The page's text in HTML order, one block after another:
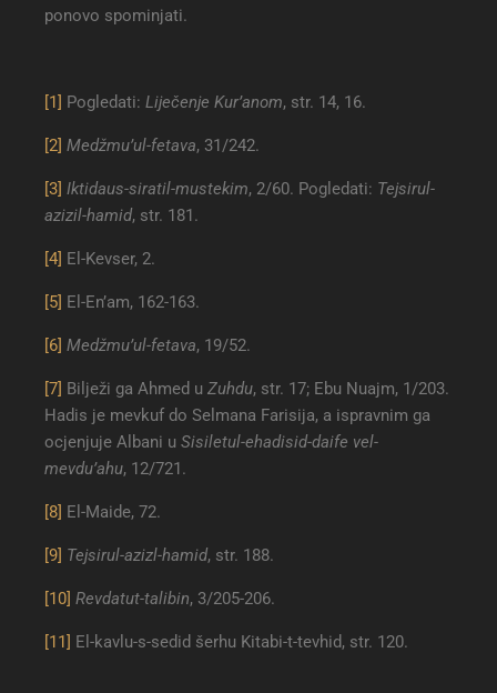
ponovo spominjati.
[1] Pogledati: Liječenje Kur’anom, str. 14, 16.
[2] Medžmu’ul-fetava, 31/242.
[3] Iktidaus-siratil-mustekim, 2/60. Pogledati: Tejsirul-
azizil-hamid, str. 181.
[4] El-Kevser, 2.
[5] El-En’am, 162-163.
[6] Medžmu’ul-fetava, 19/52.
[7] Bilježi ga Ahmed u Zuhdu, str. 17; Ebu Nuajm, 1/203.
Hadis je mevkuf do Selmana Farisija, a ispravnim ga
ocjenjuje Albani u Sisiletul-ehadisid-daife vel-
mevdu’ahu, 12/721.
[8] El-Maide, 72.
[9] Tejsirul-azizl-hamid, str. 188.
[10] Revdatut-talibin, 3/205-206.
[11] El-kavlu-s-sedid šerhu Kitabi-t-tevhid, str. 120.